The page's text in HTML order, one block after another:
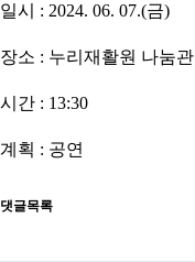
일시 : 2024. 06. 07.(금)
장소 : 누리재활원 나눔관
시간 : 13:30
계획 : 공연
댓글목록